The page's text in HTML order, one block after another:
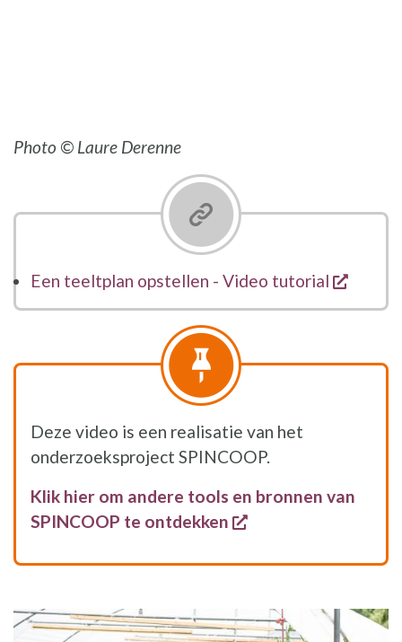
Photo © Laure Derenne
Een teeltplan opstellen - Video tutorial opent
Deze video is een realisatie van het
onderzoeksproject SPINCOOP.
Klik hier om andere tools en bronnen van
SPINCOOP te ontdekken
opent een nieuw